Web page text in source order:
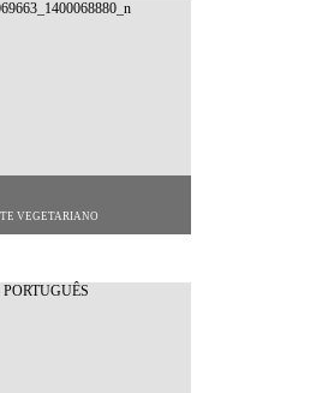
VEGETARIANO